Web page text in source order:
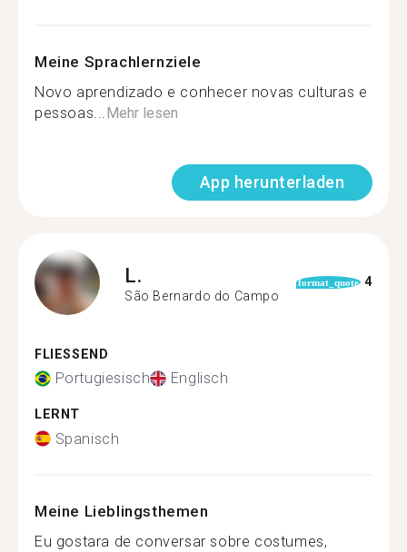
Meine Sprachlernziele
Novo aprendizado e conhecer novas culturas e
pessoas... Mehr lesen
App herunterladen
L.
São Bernardo do Campo
format_quote 4
FLIESSEND
Portugiesisch Englisch
LERNT
Spanisch
Meine Lieblingsthemen
Eu gostara de conversar sobre costumes,